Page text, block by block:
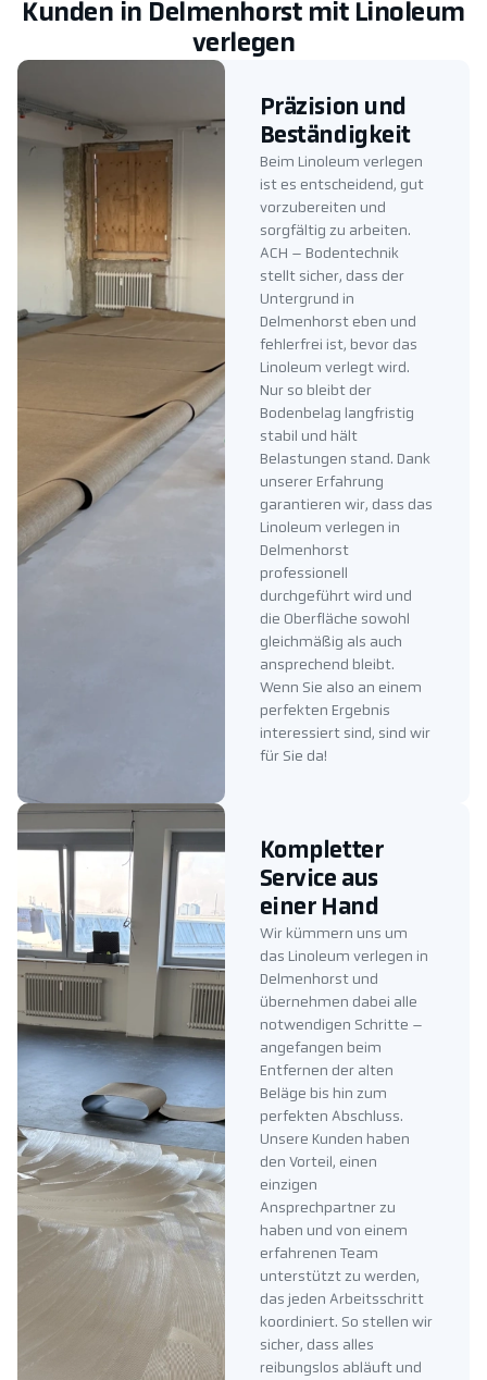
Kunden in Delmenhorst mit Linoleum
verlegen
Präzision und
Beständigkeit
Beim Linoleum verlegen
ist es entscheidend, gut
vorzubereiten und
sorgfältig zu arbeiten.
ACH – Bodentechnik
stellt sicher, dass der
Untergrund in
Delmenhorst eben und
fehlerfrei ist, bevor das
Linoleum verlegt wird.
Nur so bleibt der
Bodenbelag langfristig
stabil und hält
Belastungen stand. Dank
unserer Erfahrung
garantieren wir, dass das
Linoleum verlegen in
Delmenhorst
professionell
durchgeführt wird und
die Oberfläche sowohl
gleichmäßig als auch
ansprechend bleibt.
Wenn Sie also an einem
perfekten Ergebnis
interessiert sind, sind wir
für Sie da!
Kompletter
Service aus
einer Hand
Wir kümmern uns um
das Linoleum verlegen in
Delmenhorst und
übernehmen dabei alle
notwendigen Schritte –
angefangen beim
Entfernen der alten
Beläge bis hin zum
perfekten Abschluss.
Unsere Kunden haben
den Vorteil, einen
einzigen
Ansprechpartner zu
haben und von einem
erfahrenen Team
unterstützt zu werden,
das jeden Arbeitsschritt
koordiniert. So stellen wir
sicher, dass alles
reibungslos abläuft und